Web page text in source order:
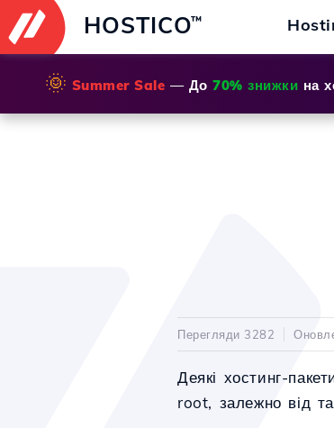
HOSTICO™
🌞 Summer Sale — До 70% знижки на
Перегляди 3282
Деякі хостинг-
root, залежно від